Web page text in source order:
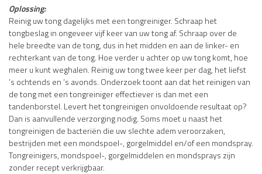
Oplossing:
Reinig uw tong dagelijks met een tongreiniger. Schraap het
tongbeslag in ongeveer vijf keer van uw tong af. Schraap over de
hele breedte van de tong, dus in het midden en aan de linker- en
rechterkant van de tong. Hoe verder u achter op uw tong komt, hoe
meer u kunt weghalen. Reinig uw tong twee keer per dag, het liefst
’s ochtends en ’s avonds. Onderzoek toont aan dat het reinigen van
de tong met een tongreiniger effectiever is dan met een
tandenborstel. Levert het tongreinigen onvoldoende resultaat op?
Dan is aanvullende verzorging nodig. Soms moet u naast het
tongreinigen de bacteriën die uw slechte adem veroorzaken,
bestrijden met een mondspoel-, gorgelmiddel en/of een mondspray.
Tongreinigers, mondspoel-, gorgelmiddelen en mondsprays zijn
zonder recept verkrijgbaar.